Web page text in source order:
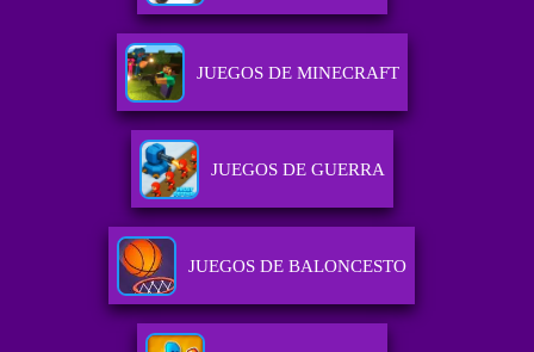
JUEGOS DE MINECRAFT
JUEGOS DE GUERRA
JUEGOS DE BALONCESTO